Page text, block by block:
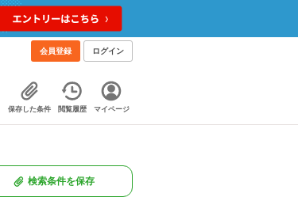
会員登録 ログイン
保存した条件 閲覧履歴 マイページ
検索条件を保存